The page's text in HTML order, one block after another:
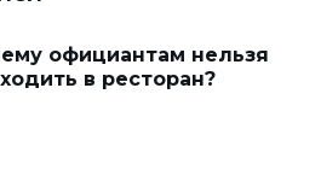
официантам нельзя
в ресторан?